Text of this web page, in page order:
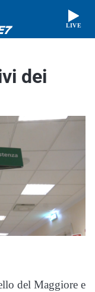
LIVE
dei
del Maggiore e